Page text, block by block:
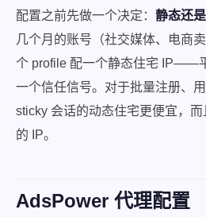
配置之前先做一个决定： 静态还
几个月的账号（社交媒体、电商
个 profile 配一个静态住宅 IP——
一个信任信号。对于批量注册、
sticky 会话的动态住宅更便宜，
的 IP。
AdsPower 代理配置